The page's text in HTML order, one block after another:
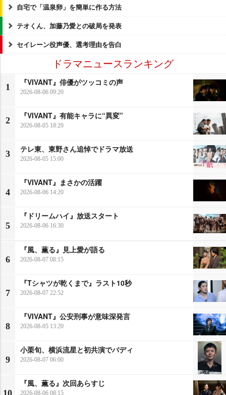
自宅で「温泉卵」を簡単に作る方法
テオくん、加藤乃愛との破局を発表
セイレーン役声優、選考理由を告白
ドラマニュースランキング
1
『VIVANT』俳優がツッコミの声
2026-08-06 09:20
2
『VIVANT』有能キャラに“異変”
2026-08-05 18:20
3
テレ東、東野さん追悼でドラマ放送
2026-08-05 15:00
4
『VIVANT』まさかの活躍
2026-08-06 14:20
5
『ドリームハイ』放送スタート
2026-08-06 16:30
6
『風、薫る』見上愛が語る
2026-08-07 08:15
7
『Tシャツが乾くまで』ラスト10秒
2026-08-07 22:52
8
『VIVANT』公安刑事が意味深発言
2026-08-05 13:20
9
小栗旬、横浜流星と初共演でバディ
2026-08-07 06:00
『風、薫る』次回あらすじ
2026-08-06 08:15